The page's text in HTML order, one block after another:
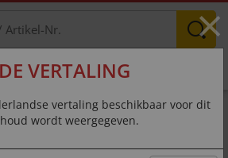
×
VERTALING
vertaling beschikbaar voor dit
wordt weergegeven.